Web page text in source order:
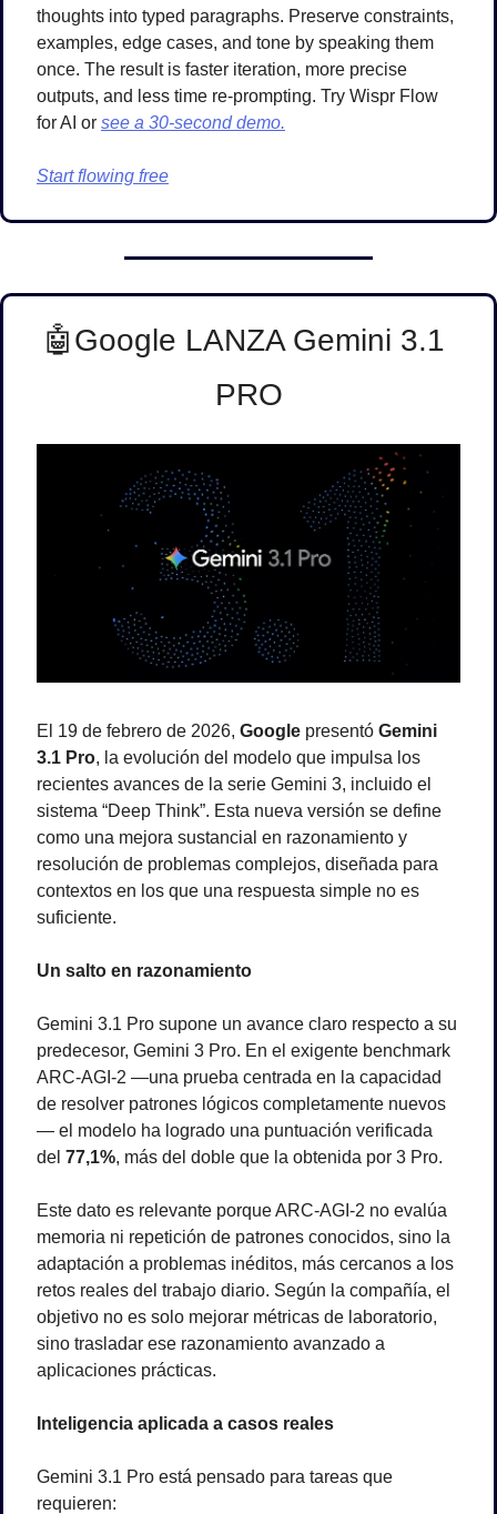
thoughts into typed paragraphs. Preserve constraints,
examples, edge cases, and tone by speaking them
once. The result is faster iteration, more precise
outputs, and less time re-prompting. Try Wispr Flow
for AI or see a 30-second demo.
Start flowing free
🤖Google LANZA Gemini 3.1
PRO
El 19 de febrero de 2026, Google presentó Gemini
3.1 Pro, la evolución del modelo que impulsa los
recientes avances de la serie Gemini 3, incluido el
sistema “Deep Think”. Esta nueva versión se define
como una mejora sustancial en razonamiento y
resolución de problemas complejos, diseñada para
contextos en los que una respuesta simple no es
suficiente.
Un salto en razonamiento
Gemini 3.1 Pro supone un avance claro respecto a su
predecesor, Gemini 3 Pro. En el exigente benchmark
ARC-AGI-2 —una prueba centrada en la capacidad
de resolver patrones lógicos completamente nuevos
— el modelo ha logrado una puntuación verificada
del 77,1%, más del doble que la obtenida por 3 Pro.
Este dato es relevante porque ARC-AGI-2 no evalúa
memoria ni repetición de patrones conocidos, sino la
adaptación a problemas inéditos, más cercanos a los
retos reales del trabajo diario. Según la compañía, el
objetivo no es solo mejorar métricas de laboratorio,
sino trasladar ese razonamiento avanzado a
aplicaciones prácticas.
Inteligencia aplicada a casos reales
Gemini 3.1 Pro está pensado para tareas que
requieren: